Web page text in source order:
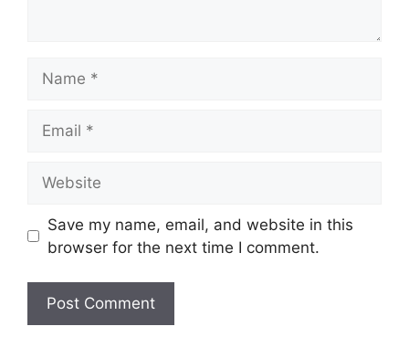
Save my name, email, and website in this
browser for the next time I comment.